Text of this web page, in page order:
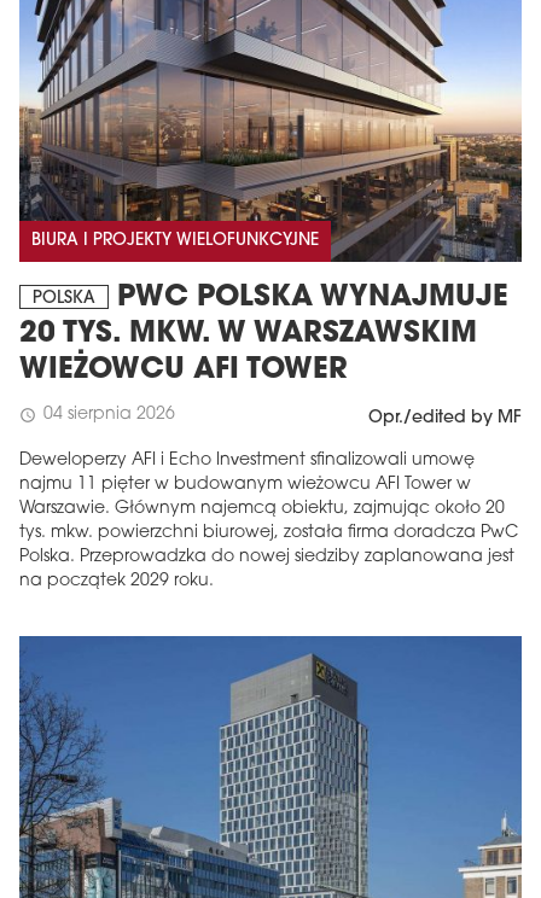
BIURA I PROJEKTY WIELOFUNKCYJNE
POLSKA
PWC POLSKA WYNAJMUJE
20 TYS. MKW. W WARSZAWSKIM
WIEŻOWCU AFI TOWER
schedule 04 sierpnia 2026 Opr./edited by MF
Deweloperzy AFI i Echo Investment sfinalizowali umowę
najmu 11 pięter w budowanym wieżowcu AFI Tower w
Warszawie. Głównym najemcą obiektu, zajmując około 20
tys. mkw. powierzchni biurowej, została firma doradcza PwC
Polska. Przeprowadzka do nowej siedziby zaplanowana jest
na początek 2029 roku.